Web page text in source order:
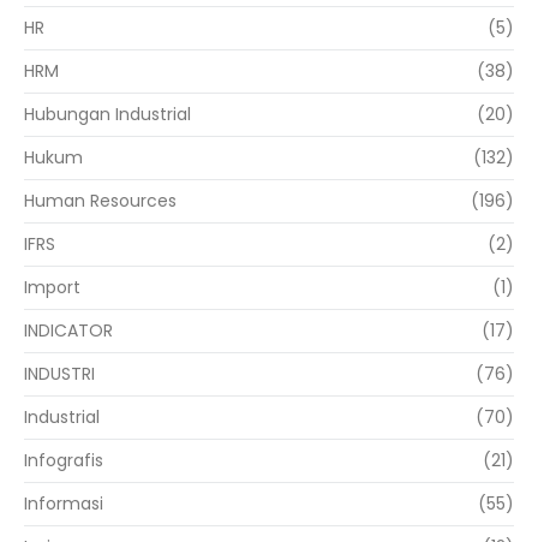
HR
(5)
HRM
(38)
Hubungan Industrial
(20)
Hukum
(132)
Human Resources
(196)
IFRS
(2)
Import
(1)
INDICATOR
(17)
INDUSTRI
(76)
Industrial
(70)
Infografis
(21)
Informasi
(55)